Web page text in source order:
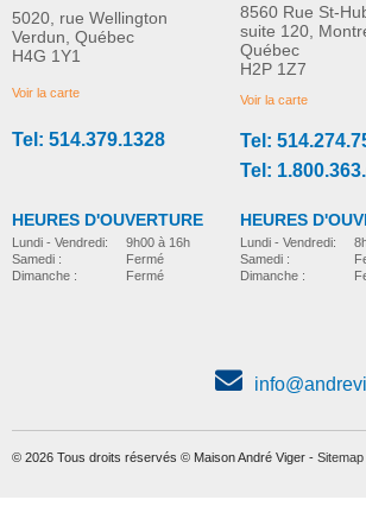
Cregrave me nettoyante
accessoires-pour-l-incontinence
5020, rue Wellington
Verdun, Québec
H4G 1Y1
Voir la carte
Tel: 514.379.1328
HEURES D'OUVERTURE
Lundi - Vendredi:
Samedi :
Dimanche :
9h00 à 16h
Fermé
Fermé
8560 Rue St-
suite 120,
Québec
H2P 1Z7
Voir la carte
Tel:
Tel:
HEURES
Lundi - Vendredi:
Samedi :
Dimanche :
© 2026 Tous droits réservés © Maison André Viger - Sitemap